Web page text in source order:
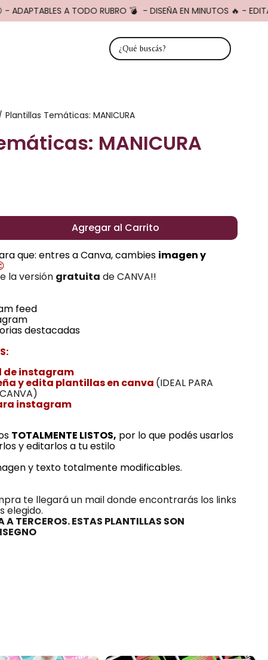
A TODO RUBRO 💣 - DISEÑA EN MINUTOS 🔥 - EDITA
Plantillas Temáticas: MANICURA
MANICURA
Agregar al Carrito
que: entres a Canva, cambies imagen y
la versión gratuita de CANVA!!
feed
destacadas
de instagram
y edita plantillas en canva (IDEAL PARA
instagram
TOTALMENTE LISTOS, por lo que podés usarlos
y editarlos a tu estilo
y texto totalmente modificables.
te llegará un mail donde encontrarás los links
elegido.
A TERCEROS. ESTAS PLANTILLAS SON